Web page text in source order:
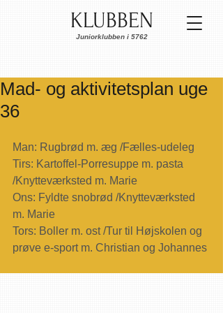
KLUBBEN
Juniorklubben i 5762
Mad- og aktivitetsplan uge
36
Man: Rugbrød m. æg /Fælles-udeleg
Tirs: Kartoffel-Porresuppe m. pasta
/Knytteværksted m. Marie
Ons: Fyldte snobrød /Knytteværksted
m. Marie
Tors: Boller m. ost /Tur til Højskolen og
prøve e-sport m. Christian og Johannes